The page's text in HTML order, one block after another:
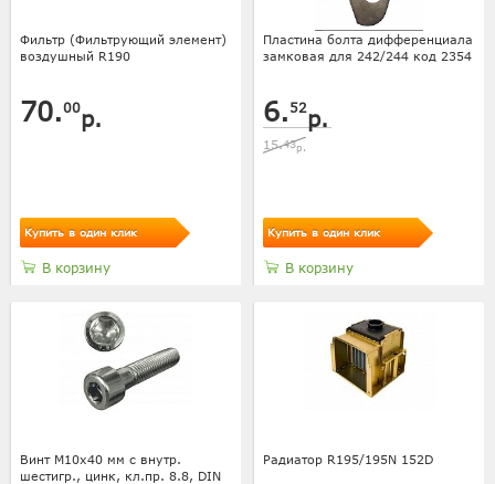
Фильтр (Фильтрующий элемент)
воздушный R190
70.00р.
Купить в один клик
В корзину
Пластина болта дифференциала
замковая для 242/244 код 2354
6. 52р.
15.43р.
Купить в один клик
В корзину
Винт М10х40 мм с внутр.
шестигр., цинк, кл.пр. 8.8, DIN
Радиатор R195/195N 152D